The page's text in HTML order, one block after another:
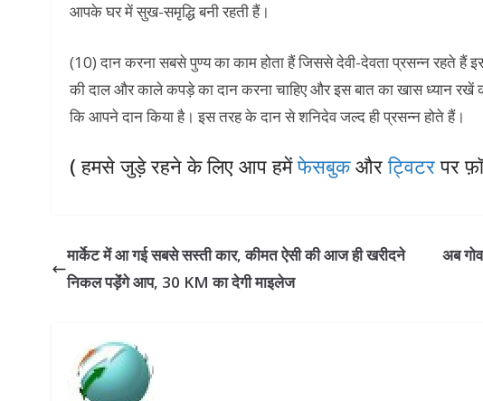
आपके घर में सुख-समृद्धि बनी रहती हैं।
(10) दान करना सबसे पुण्य का काम होता हैं जिससे देवी-देवता प्रसन्न रहते
की दाल और काले कपड़े का दान करना चाहिए और इस बात का खास ध्यान
कि आपने दान किया है। इस तरह के दान से शनिदेव जल्द ही प्रसन्न होते हैं।
( हमसे जुड़े रहने के लिए आप हमेंफेसबुकऔरट्विटरपर
मार्केट में आ गई सबसे सस्ती कार, कीमत ऐसी की आज ही खरीदने
निकल पड़ेंंगे आप, 30 KM का देगी माइलेज
अब